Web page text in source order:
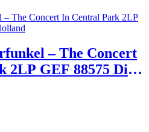
– The Concert
Disc